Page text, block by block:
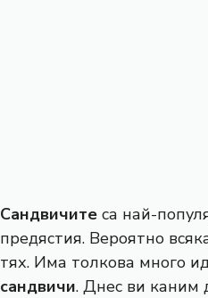
Сандвичите са най-
предястия. Вероятно
тях. Има толкова много
сандвичи. Днес ви каним